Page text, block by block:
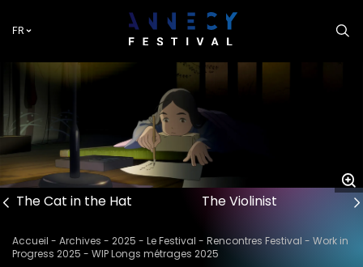
au
principal
FR
The Cat in the Hat The Violinist
Fil
d'Ariane
Accueil Archives 2025 Le Festival Rencontres Festival
Work in
Progress 2025
WIP Longs métrages 2025